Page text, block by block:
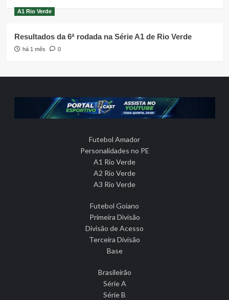
A1 Rio Verde
Resultados da 6ª rodada na Série A1 de Rio Verde
há 1 mês 0
Futebol Amador
Personalidades no PE
A1 Rio Verde
A2 Rio Verde
A3 Rio Verde
Futebol Goiano
Primeira Divisão
Divisão de Acesso
Terceira Divisão
Base
Brasileirão
Série A
Série B